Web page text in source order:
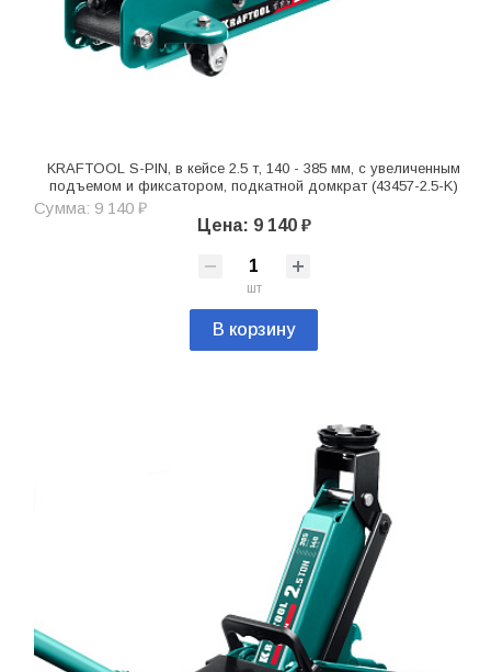
KRAFTOOL S-PIN, в кейсе 2.5 т, 140 - 385 мм, с увеличенным
подъемом и фиксатором, подкатной домкрат (43457-2.5-K)
Сумма: 9 140 ₽
Цена: 9 140 ₽
шт
В корзину